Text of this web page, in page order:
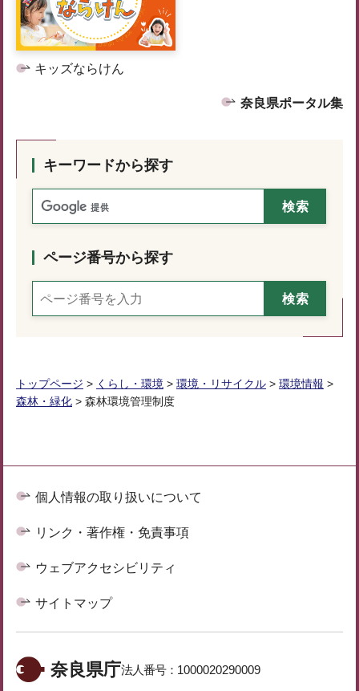
キッズならけん
奈良県ポータル集
キーワードから探す
ページ番号から探す
トップページ > くらし・環境 > 環境・リサイクル > 環境情報 >
森林・緑化 > 森林環境管理制度
個人情報の取り扱いについて
リンク・著作権・免責事項
ウェブアクセシビリティ
サイトマップ
奈良県庁法人番号： 1000020290009